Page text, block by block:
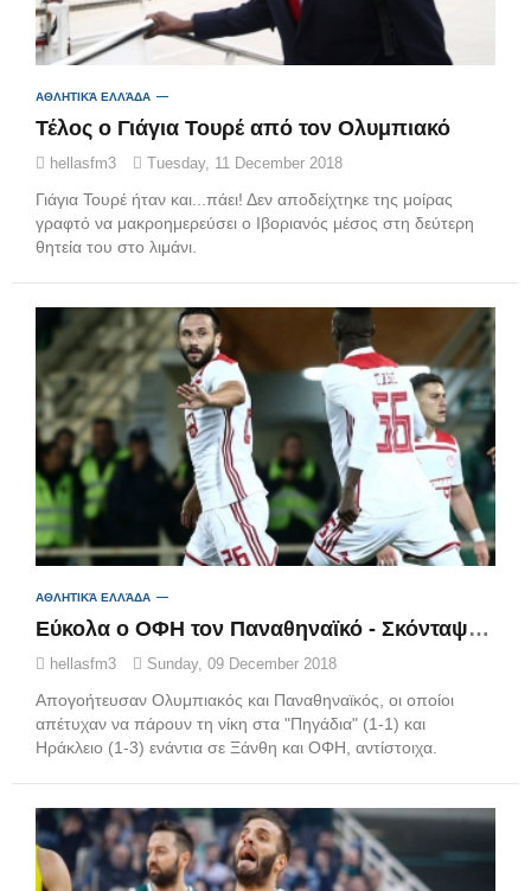
ΑΘΛΗΤΙΚΆ ΕΛΛΆΔΑ
Τέλος ο Γιάγια Τουρέ από τον Ολυμπιακό
hellasfm3 Tuesday, 11 December 2018
Γιάγια Τουρέ ήταν και...πάει! Δεν αποδείχτηκε της μοίρας
γραφτό να μακροημερεύσει ο Ιβοριανός μέσος στη δεύτερη
θητεία του στο λιμάνι.
ΑΘΛΗΤΙΚΆ ΕΛΛΆΔΑ
Εύκολα ο ΟΦΗ τον Παναθηναϊκό - Σκόνταψε ο Ολυμπιακός στην Ξάνθη
hellasfm3 Sunday, 09 December 2018
Απογοήτευσαν Ολυμπιακός και Παναθηναϊκός, οι οποίοι
απέτυχαν να πάρουν τη νίκη στα "Πηγάδια" (1-1) και
Ηράκλειο (1-3) ενάντια σε Ξάνθη και ΟΦΗ, αντίστοιχα.